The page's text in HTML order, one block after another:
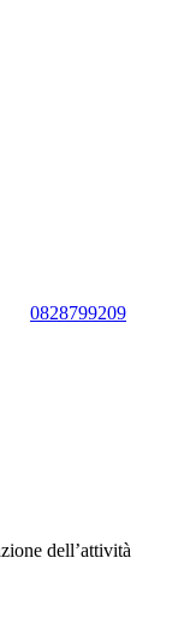
0828799209
dell’attività